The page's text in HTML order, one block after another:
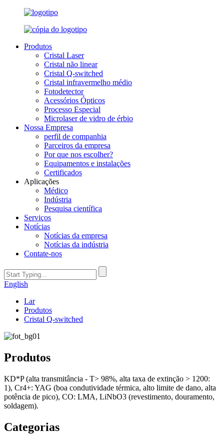
Produtos
Cristal Laser
Cristal não linear
Cristal Q-switched
Cristal infravermelho médio
Fotodetector
Acessórios Ópticos
Processo Especial
Microlaser de vidro de érbio
Nossa Empresa
perfil de companhia
Parceiros da empresa
Por que nos escolher?
Equipamentos e instalações
Certificados
Aplicações
Médico
Indústria
Pesquisa científica
Serviços
Notícias
Notícias da empresa
Notícias da indústria
Contate-nos
English
Lar
Produtos
Cristal Q-switched
Produtos
KD*P (alta transmitância - T> 98%, alta taxa de extinção > 1200:
1), Cr4+: YAG (boa condutividade térmica, alto limite de dano, alta
potência de pico), CO: LMA, LiNbO3 (revestimento, douramento,
soldagem).
Categorias